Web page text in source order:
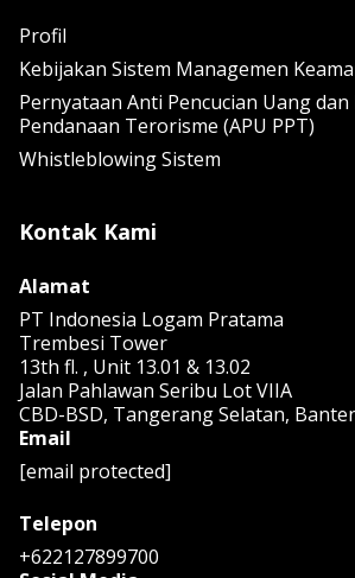
Profil
Kebijakan Sistem Managemen
Pernyataan Anti Pencucian Uang dan
Pendanaan Terorisme (APU PPT)
Whistleblowing Sistem
Kontak Kami
Alamat
PT Indonesia Logam Pratama
Trembesi Tower
13th fl. , Unit 13.01 & 13.02
Jalan Pahlawan Seribu Lot VIIA
CBD-BSD, Tangerang Selatan,
Email
[email protected]
Telepon
+622127899700